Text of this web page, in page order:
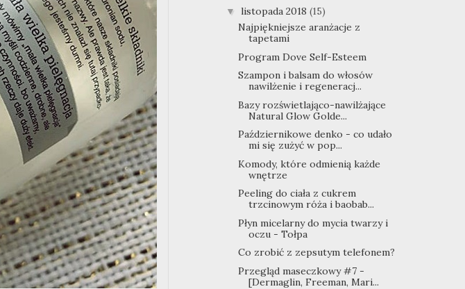
▼ listopada 2018 (15)
Najpiękniejsze aranżacje z
tapetami
Program Dove Self-Esteem
Szampon i balsam do włosów
nawilżenie i regeneracj...
Bazy rozświetlająco-nawilżające
Natural Glow Golde...
Październikowe denko - co udało
mi się zużyć w pop...
Komody, które odmienią każde
wnętrze
Peeling do ciała z cukrem
trzcinowym róża i baobab...
Płyn micelarny do mycia twarzy i
oczu - Tołpa
Co zrobić z zepsutym telefonem?
Przegląd maseczkowy #7 -
[Dermaglin, Freeman, Mari...